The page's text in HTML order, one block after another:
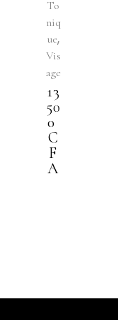
To
niq
ue,
Vis
age
13
50
0
C
F
A